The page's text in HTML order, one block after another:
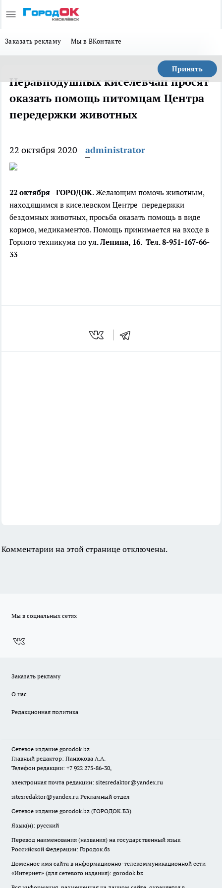
Заказать рекламу Мы в ВКонтакте
Принять
Неравнодушных киселевчан просят
оказать помощь питомцам Центра
передержки животных
22 октября 2020 administrator
22 октября - ГОРОДОК. Желающим помочь животным,
находящимся в киселевском Центре передержки
бездомных животных, просьба оказать помощь в виде
кормов, медикаментов. Помощь принимается на входе в
Горного техникума поул.Ленина, 16. Тел. 8-951-167-66-
33
Комментарии на этой странице отключены.
Мы в социальных сетях
Заказать рекламу
О нас
Редакционная политика
Сетевое издание gorodok.bz
Главный редактор: Панюкова А.А.
Телефон редакции: +7 922 275-86-30,
электронная почта редакции: sitesredaktor@yandex.ru
sitesredaktor@yandex.ru Рекламный отдел
Сетевое издание gorodok.bz (ГОРОДОК.БЗ)
Язык(и): русский
Перевод наименования (названия) на государственный язык
Российской Федерации: Городок.бз
Доменное имя сайта в информационно-телекоммуникационной сети
«Интернет» (для сетевого издания): gorodok.bz